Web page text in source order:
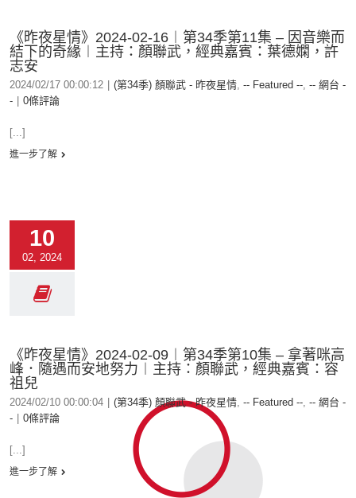
《昨夜星情》2024-02-16︱第34季第11集 – 因音樂而
結下的奇緣︱主持：顏聯武，經典嘉賓：葉德嫻，許
志安
2024/02/17 00:00:12 (第34季) 顏聯武 - 昨夜星情, -- Featured --, -- 網台 -
-
0條評論
[...]
進一步了解
10
02, 2024
《昨夜星情》2024-02-09︱第34季第10集 – 拿著咪高
峰．隨遇而安地努力︱主持：顏聯武，經典嘉賓：容
祖兒
2024/02/10 00:00:04 (第34季) 顏聯武 - 昨夜星情, -- Featured --, -- 網台 -
-
0條評論
[...]
進一步了解